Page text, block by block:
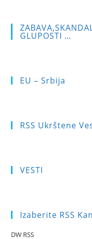
GLUPOSTI …
EU – Srbija
RSS Ukrštene
VESTI
Izaberite RSS
DW RSS